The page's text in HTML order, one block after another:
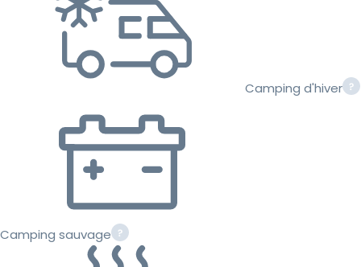
Camping d'hiver
Camping sauvage